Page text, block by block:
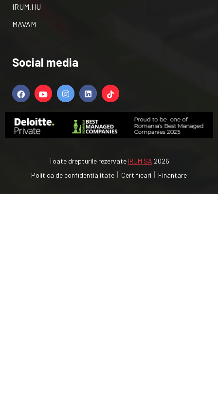
IRUM.HU
MAVAM
Social media
Toate drepturile rezervate IRUM SA 2026
Politica de confidentialitate
Certificari Finantare